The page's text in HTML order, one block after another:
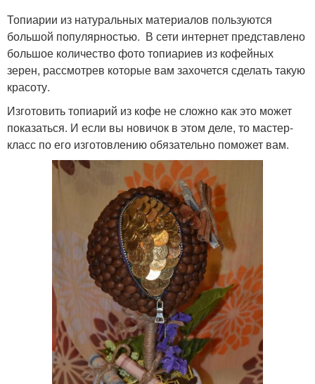
Топиарии из натуральных материалов пользуются
большой популярностью. В сети интернет представлено
большое количество фото топиариев из кофейных
зерен, рассмотрев которые вам захочется сделать такую
красоту.
Изготовить топиарий из кофе не сложно как это может
показаться. И если вы новичок в этом деле, то мастер-
класс по его изготовлению обязательно поможет вам.